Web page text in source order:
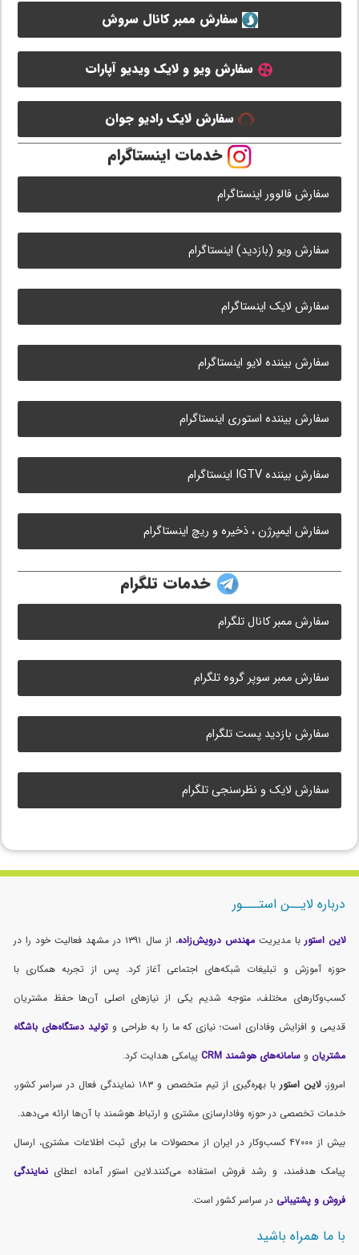
سفارش ممبر کانال سروش
سفارش ویو و لایک ویدیو آپارات
سفارش لایک رادیو جوان
خدمات اینستاگرام
سفارش فالوور اینستاگرام
سفارش ویو (بازدید) اینستاگرام
سفارش لایک اینستاگرام
سفارش بیننده لایو اینستاگرام
سفارش بیننده استوری اینستاگرام
سفارش بیننده IGTV اینستاگرام
سفارش ایمپرژن ، ذخیره و ریچ اینستاگرام
خدمات تلگرام
سفارش ممبر کانال تلگرام
سفارش ممبر سوپر گروه تلگرام
سفارش بازدید پست تلگرام
سفارش لایک و نظرسنجی تلگرام